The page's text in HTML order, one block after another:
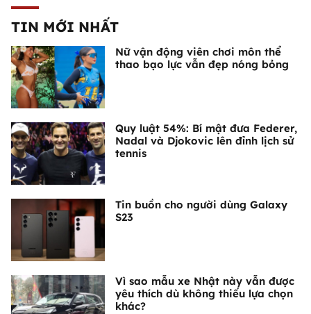
TIN MỚI NHẤT
Nữ vận động viên chơi môn thể
thao bạo lực vẫn đẹp nóng bỏng
Quy luật 54%: Bí mật đưa Federer,
Nadal và Djokovic lên đỉnh lịch sử
tennis
Tin buồn cho người dùng Galaxy
S23
Vì sao mẫu xe Nhật này vẫn được
yêu thích dù không thiếu lựa chọn
khác?